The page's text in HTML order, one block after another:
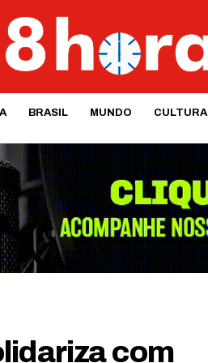
BRASIL MUNDO CULTURA
com